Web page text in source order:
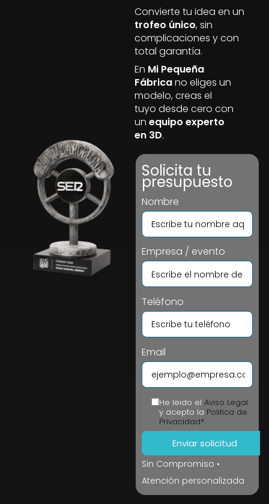
Convierte tu idea en un
trofeo único, sin
complicaciones y con
total garantía.
En Mi Pequeña
Fábricano eliges un
modelo, creas el
tuyo desde cero con
un equipo experto
en 3D.
Solicita tu
presupuesto
Nombre
Empresa / evento
Teléfono
Email
He leido el Aviso Legal
y acepto la Politica de
Privacidad*
Sin Compromiso •
Atención personalizada